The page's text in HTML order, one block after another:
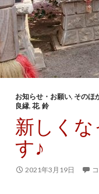
お知らせ・お願い, そのほ
良縁, 花, 鈴
新しく
す♪
2021年3月19日